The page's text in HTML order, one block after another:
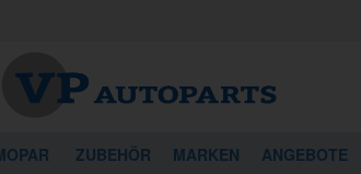
ZUBEHÖR MARKEN ANGEBOTE